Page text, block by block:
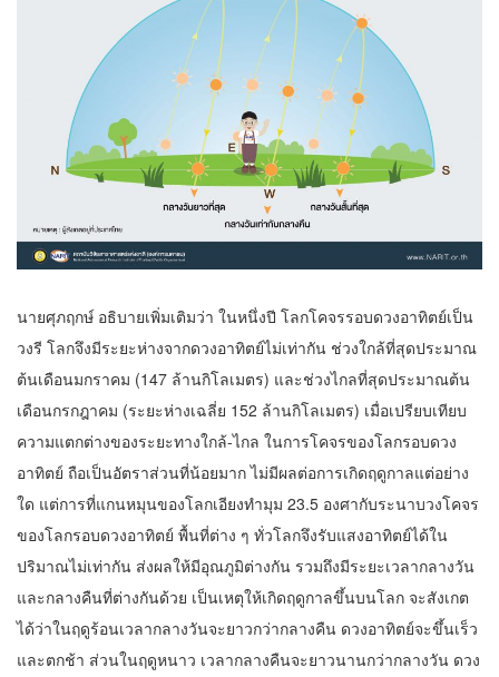
นายศุภฤกษ์ อธิบายเพิ่มเติมว่า ในหนึ่งปี โลกโคจรรอบดวงอาทิตย์เป็น
วงรี โลกจึงมีระยะห่างจากดวงอาทิตย์ไม่เท่ากัน ช่วงใกล้ที่สุดประมาณ
ต้นเดือนมกราคม (147 ล้านกิโลเมตร) และช่วงไกลที่สุดประมาณต้น
เดือนกรกฎาคม (ระยะห่างเฉลี่ย 152 ล้านกิโลเมตร) เมื่อเปรียบเทียบ
ความแตกต่างของระยะทางใกล้-ไกล ในการโคจรของโลกรอบดวง
อาทิตย์ ถือเป็นอัตราส่วนที่น้อยมาก ไม่มีผลต่อการเกิดฤดูกาลแต่อย่าง
ใด แต่การที่แกนหมุนของโลกเอียงทำมุม 23.5 องศากับระนาบวงโคจร
ของโลกรอบดวงอาทิตย์ พื้นที่ต่าง ๆ ทั่วโลกจึงรับแสงอาทิตย์ได้ใน
ปริมาณไม่เท่ากัน ส่งผลให้มีอุณภูมิต่างกัน รวมถึงมีระยะเวลากลางวัน
และกลางคืนที่ต่างกันด้วย เป็นเหตุให้เกิดฤดูกาลขึ้นบนโลก จะสังเกต
ได้ว่าในฤดูร้อนเวลากลางวันจะยาวกว่ากลางคืน ดวงอาทิตย์จะขึ้นเร็ว
และตกช้า ส่วนในฤดูหนาว เวลากลางคืนจะยาวนานกว่ากลางวัน ดวง